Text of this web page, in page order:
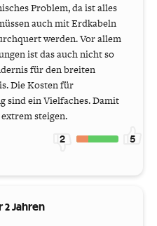
Problem, da ist alles
auch mit Erdkabeln
werden. Vor allem
ist das auch nicht so
für den breiten
Die Kosten für
sind ein Vielfaches. Damit
steigen.
2 5
2 Jahren